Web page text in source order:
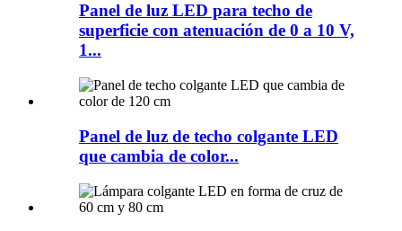
Panel de luz LED para techo de
superficie con atenuación de 0 a 10 V,
1...
Panel de luz de techo colgante LED
que cambia de color...